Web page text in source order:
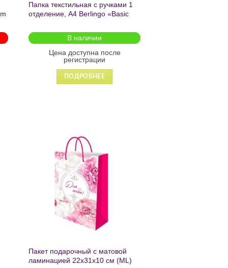
Папка текстильная с ручками 1
отделение, А4 Berlingo «Basic
на молнии2601
В наличии
Цена доступна после
регистрации
ПОДРОБНЕЕ
Добавить
Пакет подарочный с матовой
ламинацией 22х31х10 см (ML)